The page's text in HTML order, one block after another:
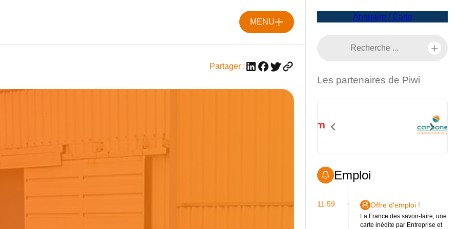
MENU
Partager :
Annuaire / Carte
Les partenaires de Piwi
Emploi
11:59 Offre d'emploi !
La France des savoir-faire, une
carte inédite par Entreprise et